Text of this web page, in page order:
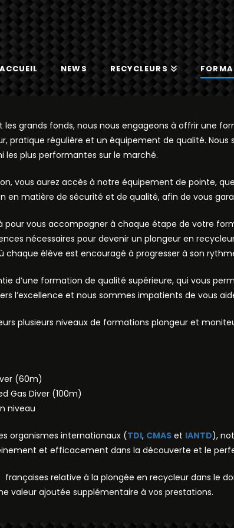
NEWS RECYCLEURS
grands fonds, nous nous engageons à offrir une
pratique régulière et un équipement de qualité.
les plus performantes sur le marché.
vous aurez accès à notre équipement de pointe,
en matière de sécurité et de qualité, afin de vous
pour vous accompagner à chaque étape de votre
nécessaires pour devenir un plongeur en
chaque élève est encouragé à progresser à son
d’une formation de qualité supérieure, qui vous
l’excellence et nous sommes impatients de vous
plusieurs niveaux de formations plongeur et
(60m)
Gas Diver (100m)
niveau
organismes internationaux (TDI, CMASet IANTD),
et efficacement dans la découverte et le
relative à la plongée en recycleur dans le
valeur ajoutée supplémentaire à vos prestations.